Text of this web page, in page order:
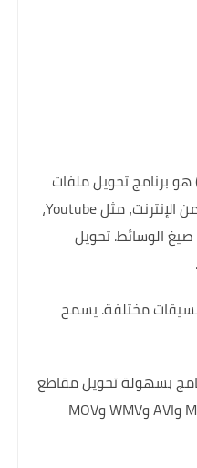
هو برنامج تحويل ملفات
يمكنك أيضًا تنزيل ملفات الصوت والفيديو من الإنترنت، مثل Youtube،
الوسائط.تحويل
يسمح
بسهولة تحويل مقاطع
يتم دعم جميع تنسيقات الفيديو والصوت الشائعة، بما في ذلك MP4 وAVI وWMV وMOV